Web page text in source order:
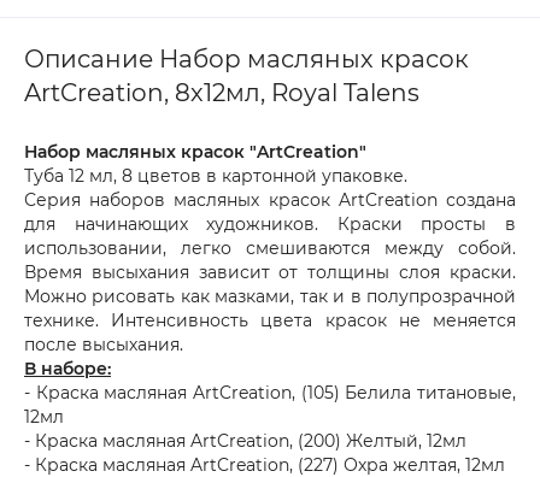
Описание Набор масляных красок
ArtCreation, 8х12мл, Royal Talens
Набор масляных красок "ArtCreation"
Туба 12 мл, 8 цветов в картонной упаковке.
Серия наборов масляных красок ArtCreation создана
для начинающих художников. Краски просты в
использовании, легко смешиваются между собой.
Время высыхания зависит от толщины слоя краски.
Можно рисовать как мазками, так и в полупрозрачной
технике. Интенсивность цвета красок не меняется
после высыхания.
В наборе:
- Краска масляная ArtCreation, (105) Белила титановые,
12мл
- Краска масляная ArtCreation, (200) Желтый, 12мл
- Краска масляная ArtCreation, (227) Охра желтая, 12мл